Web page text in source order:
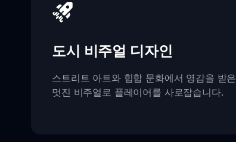
도시 비주얼 디자인
스트리트 아트와 힙합 문화에서 영감을 받은
멋진 비주얼로 플레이어를 사로잡습니다.